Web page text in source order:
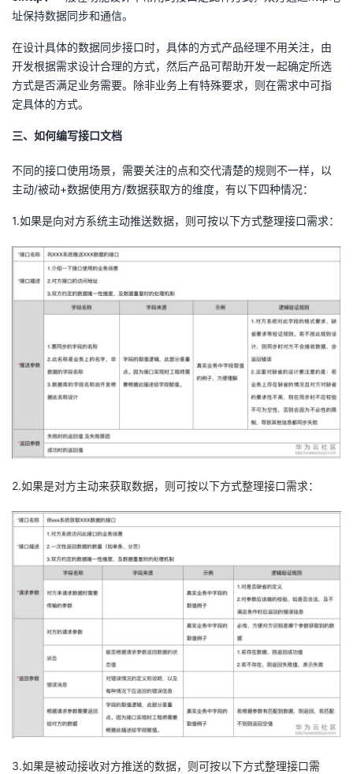
址保持数据同步和通信。
在设计具体的数据同步接口时，具体的方式产品经理不用关注，由
开发根据需求设计合理的方式，然后产品可帮助开发一起确定所选
方式是否满足业务需要。除非业务上有特殊要求，则在需求中可指
定具体的方式。
三、如何编写接口文档
不同的接口使用场景，需要关注的点和交代清楚的规则不一样，以
主动/被动+数据使用方/数据获取方的维度，有以下四种情况：
1.如果是向对方系统主动推送数据，则可按以下方式整理接口需求：
2.如果是对方主动来获取数据，则可按以下方式整理接口需求：
3.如果是被动接收对方推送的数据，则可按以下方式整理接口需